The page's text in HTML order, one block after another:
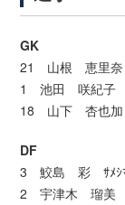
GK
21 山根 恵里奈
1 池田 咲紀子 ｲ
18 山下 杏也加
DF
3 鮫島 彩 ｻﾒｼﾏ
2 宇津木 瑠美 ｳ